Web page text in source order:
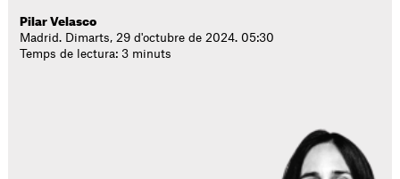
Pilar Velasco
Madrid. Dimarts, 29 d'octubre de 2024. 05:30
Temps de lectura: 3 minuts